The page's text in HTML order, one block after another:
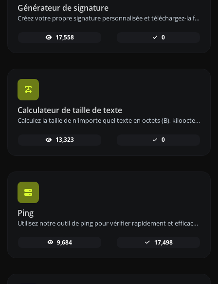
Générateur de signature
Créez votre propre signature personnalisée et téléchargez-la facilement avec notre outil de génération de signatures pour des signatures électroniques personnalisées.
17,558 0
Calculateur de taille de texte
Calculez la taille de n'importe quel texte en octets (B), kilooctets (KB) ou mégaoctets (MB) à l'aide de notre outil de calcul de taille de texte.
13,323 0
Ping
Utilisez notre outil de ping pour vérifier rapidement et efficacement le statut et le temps de réponse de n'importe quel site web, serveur ou port.
9,684 17,498